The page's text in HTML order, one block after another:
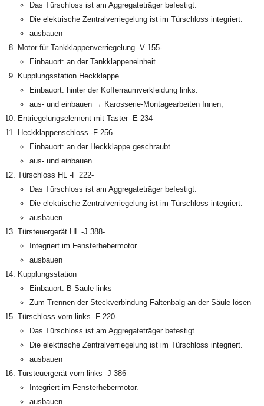
Das Türschloss ist am Aggregateträger befestigt.
Die elektrische Zentralverriegelung ist im Türschloss integriert.
ausbauen
Motor für Tankklappenverriegelung -V 155-
Einbauort: an der Tankklappeneinheit
Kupplungsstation Heckklappe
Einbauort: hinter der Kofferraumverkleidung links.
aus- und einbauen → Karosserie-Montagearbeiten Innen;
Entriegelungselement mit Taster -E 234-
Heckklappenschloss -F 256-
Einbauort: an der Heckklappe geschraubt
aus- und einbauen
Türschloss HL -F 222-
Das Türschloss ist am Aggregateträger befestigt.
Die elektrische Zentralverriegelung ist im Türschloss integriert.
ausbauen
Türsteuergerät HL -J 388-
Integriert im Fensterhebermotor.
ausbauen
Kupplungsstation
Einbauort: B-Säule links
Zum Trennen der Steckverbindung Faltenbalg an der Säule lösen
Türschloss vorn links -F 220-
Das Türschloss ist am Aggregateträger befestigt.
Die elektrische Zentralverriegelung ist im Türschloss integriert.
ausbauen
Türsteuergerät vorn links -J 386-
Integriert im Fensterhebermotor.
ausbauen